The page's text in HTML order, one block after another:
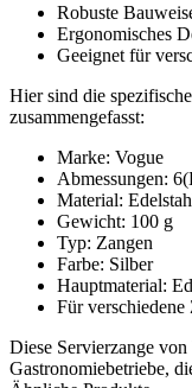
Robuste
Ergonomisches
Geeignet für
Hier sind die
zusammengefasst:
Marke: Vogue
Abmessungen:
Material:
Gewicht: 100 g
Typ: Zangen
Farbe: Silber
Hauptmaterial:
Für
Diese Servierzange
Gastronomiebetriebe,